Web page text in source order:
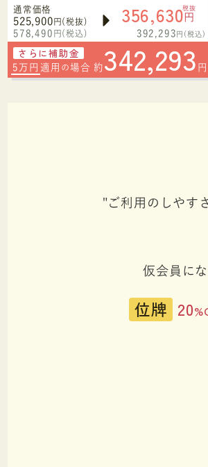
通常価格
525,900 円(税抜)
578,490 円(税込)
356,630税抜
円
392,293 円(税込)
さらに補助金
5万円 適用 の 場合 約342,293 円
"ご利用のしやす
仮会員に
位牌 20